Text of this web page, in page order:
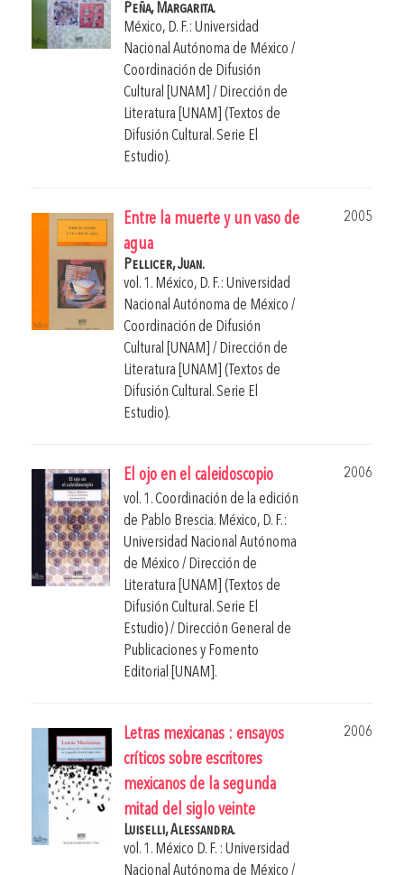
Peña, Margarita.
México, D. F.: Universidad
Nacional Autónoma de México /
Coordinación de Difusión
Cultural [UNAM] / Dirección de
Literatura [UNAM] (Textos de
Difusión Cultural. Serie El
Estudio).
Entre la muerte y un vaso de
agua
2005
Pellicer, Juan.
vol. 1. México, D. F.: Universidad
Nacional Autónoma de México /
Coordinación de Difusión
Cultural [UNAM] / Dirección de
Literatura [UNAM] (Textos de
Difusión Cultural. Serie El
Estudio).
El ojo en el caleidoscopio
2006
vol. 1. Coordinación de la edición
de Pablo Brescia. México, D. F.:
Universidad Nacional Autónoma
de México / Dirección de
Literatura [UNAM] (Textos de
Difusión Cultural. Serie El
Estudio) / Dirección General de
Publicaciones y Fomento
Editorial [UNAM].
Letras mexicanas : ensayos
críticos sobre escritores
mexicanos de la segunda
mitad del siglo veinte
2006
Luiselli, Alessandra.
vol. 1. México D. F. : Universidad
Nacional Autónoma de México /